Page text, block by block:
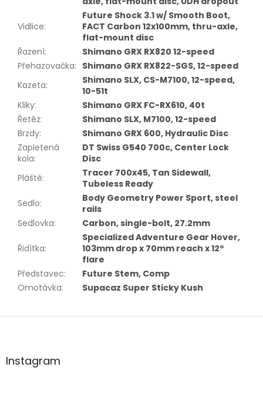
Vidlice:
Future Shock 3.1 w/ Smooth Boot,
FACT Carbon 12x100mm, thru-axle,
flat-mount disc
Řazení:
Shimano GRX RX820 12-speed
Přehazovačka: Shimano GRX RX822-SGS, 12-speed
Kazeta:
Shimano SLX, CS-M7100, 12-speed,
10-51t
Kliky:
Shimano GRX FC-RX610, 40t
Řetěz:
Shimano SLX, M7100, 12-speed
Brzdy:
Shimano GRX 600, Hydraulic Disc
Zapletená
kola:
DT Swiss G540 700c, Center Lock
Disc
Pláště:
Tracer 700x45, Tan Sidewall,
Tubeless Ready
Sedlo:
Body Geometry Power Sport, steel
rails
Sedlovka: Carbon, single-bolt, 27.2mm
Řidítka:
Specialized Adventure Gear Hover,
103mm drop x 70mm reach x 12º
flare
Představec:
Future Stem, Comp
Omotávka: Supacaz Super Sticky Kush
Z
aInstagram